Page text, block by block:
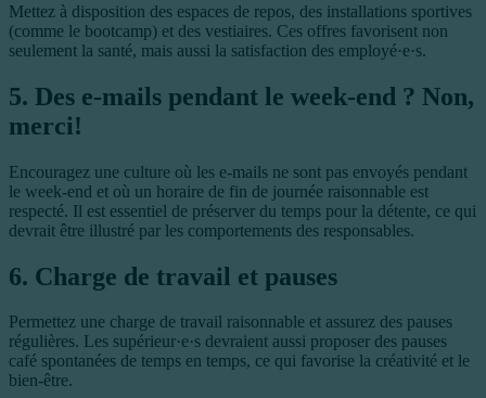
Mettez à disposition des espaces de repos, des installations sportives
(comme le bootcamp) et des vestiaires. Ces offres favorisent non
seulement la santé, mais aussi la satisfaction des employé·e·s.
5. Des e-mails pendant le week-end ? Non,
merci!
Encouragez une culture où les e-mails ne sont pas envoyés pendant
le week-end et où un horaire de fin de journée raisonnable est
respecté. Il est essentiel de préserver du temps pour la détente, ce qui
devrait être illustré par les comportements des responsables.
6. Charge de travail et pauses
Permettez une charge de travail raisonnable et assurez des pauses
régulières. Les supérieur·e·s devraient aussi proposer des pauses
café spontanées de temps en temps, ce qui favorise la créativité et le
bien-être.